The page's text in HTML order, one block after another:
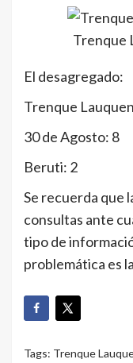
Trenque
El desagregado:
Trenque
30 de Agosto: 8
Beruti: 2
Se recuerda que
consultas ante
tipo de
problemática es
Tags: Trenque